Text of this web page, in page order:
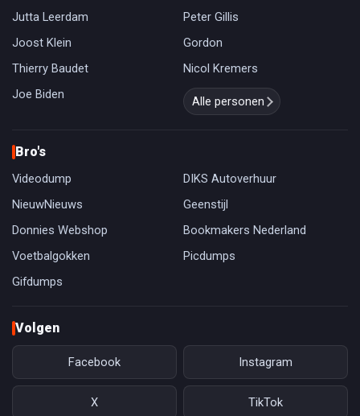
Jutta Leerdam
Peter Gillis
Joost Klein
Gordon
Thierry Baudet
Nicol Kremers
Joe Biden
Alle personen
Bro's
Videodump
DIKS Autoverhuur
NieuwNieuws
Geenstijl
Donnies Webshop
Bookmakers Nederland
Voetbalgokken
Picdumps
Gifdumps
Volgen
Facebook Instagram
X TikTok